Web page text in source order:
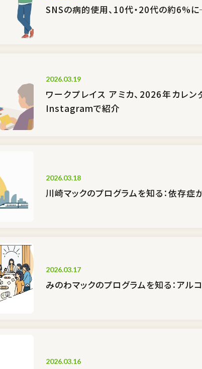
SNSの病的使用、10代・20代の約6%
2026.03.19
ワークプレイス アミカ、2026年カレン
Instagramで紹介
2026.03.18
川崎マックのプログラムを知る：依存症
2026.03.17
みのわマックのプログラムを知る：ア
2026.03.16